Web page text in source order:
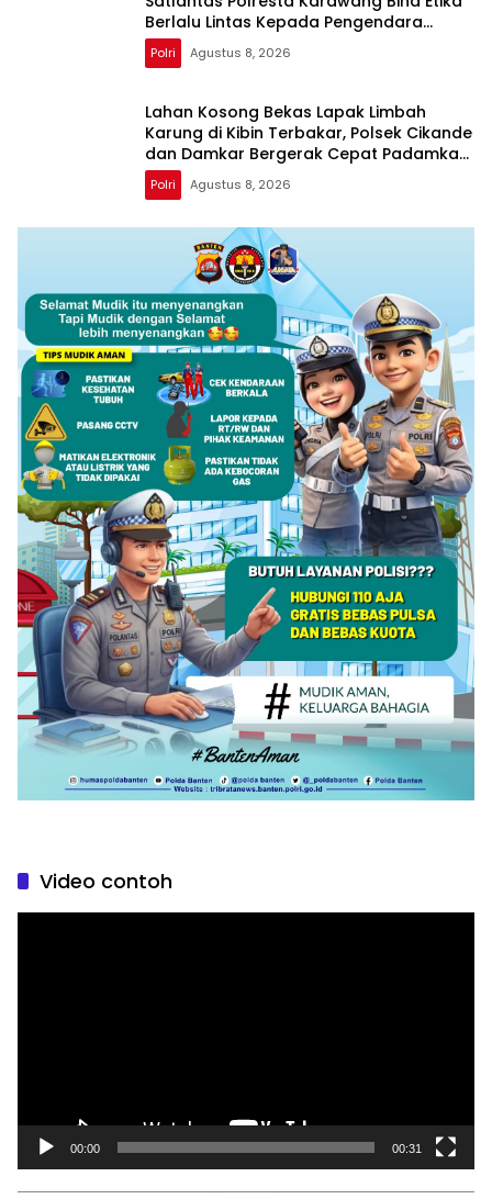
Berlalu Lintas Kepada Pengendara
Motor
Polri Agustus 8, 2026
Lahan Kosong Bekas Lapak Limbah
Karung di Kibin Terbakar, Polsek Cikande
dan Damkar Bergerak Cepat Padamkan
Api
Polri Agustus 8, 2026
Video contoh
00:00 00:31